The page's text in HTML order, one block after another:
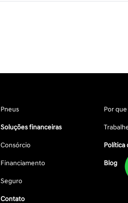
Pneus
Soluções financeiras
Consórcio
Financiamento
Seguro
Contato
Por
Política
Blog